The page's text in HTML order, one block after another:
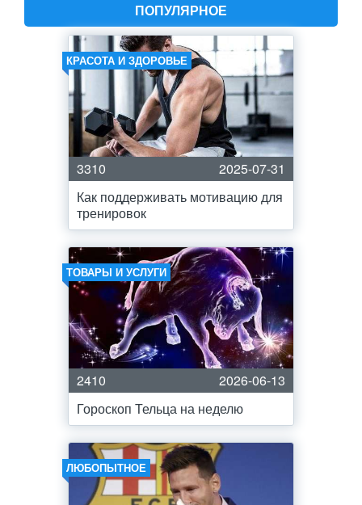
ПОПУЛЯРНОЕ
КРАСОТА И ЗДОРОВЬЕ
3310
2025-07-31
Как поддерживать мотивацию для
тренировок
ТОВАРЫ И УСЛУГИ
2410
2026-06-13
Гороскоп Тельца на неделю
ЛЮБОПЫТНОЕ